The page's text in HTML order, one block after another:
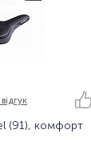
(91), комфорт